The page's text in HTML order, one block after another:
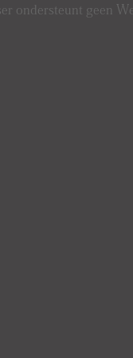
ondersteunt geen